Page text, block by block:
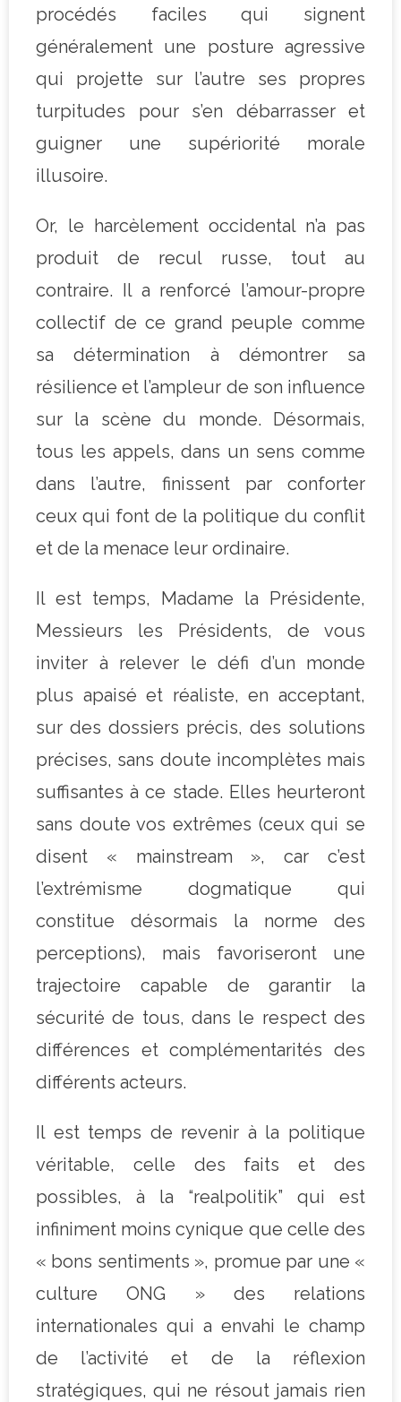
procédés faciles qui signent
généralement une posture agressive
qui projette sur l’autre ses propres
turpitudes pour s’en débarrasser et
guigner une supériorité morale
illusoire.
Or, le harcèlement occidental n’a pas
produit de recul russe, tout au
contraire. Il a renforcé l’amour-propre
collectif de ce grand peuple comme
sa détermination à démontrer sa
résilience et l’ampleur de son influence
sur la scène du monde. Désormais,
tous les appels, dans un sens comme
dans l’autre, finissent par conforter
ceux qui font de la politique du conflit
et de la menace leur ordinaire.
Il est temps, Madame la Présidente,
Messieurs les Présidents, de vous
inviter à relever le défi d’un monde
plus apaisé et réaliste, en acceptant,
sur des dossiers précis, des solutions
précises, sans doute incomplètes mais
suffisantes à ce stade. Elles heurteront
sans doute vos extrêmes (ceux qui se
disent « mainstream », car c’est
l’extrémisme dogmatique qui
constitue désormais la norme des
perceptions), mais favoriseront une
trajectoire capable de garantir la
sécurité de tous, dans le respect des
différences et complémentarités des
différents acteurs.
Il est temps de revenir à la politique
véritable, celle des faits et des
possibles, à la “realpolitik” qui est
infiniment moins cynique que celle des
« bons sentiments », promue par une «
culture ONG » des relations
internationales qui a envahi le champ
de l’activité et de la réflexion
stratégiques, qui ne résout jamais rien